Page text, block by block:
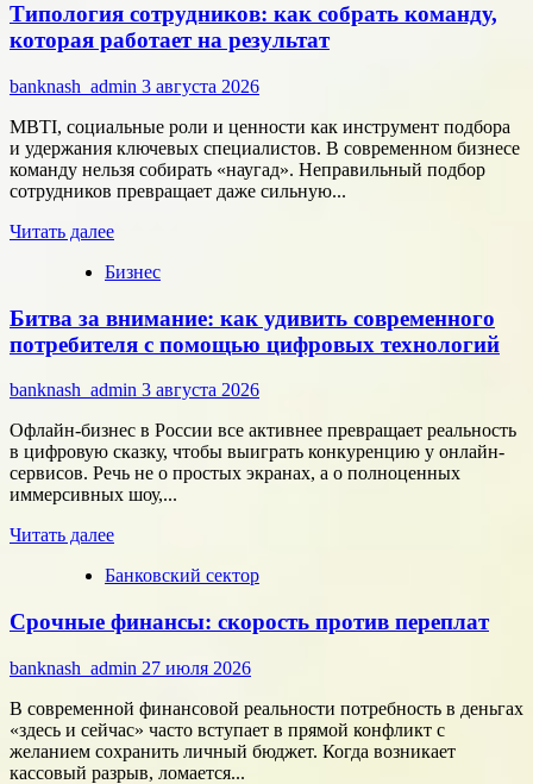
компаний
«Элемент»
развивает
сотрудничество
с
центрами
разработки
в
области
микроэлектроники
Типология сотрудников: как собрать команду,
которая работает на результат
banknash_admin 3 августа 2026
MBTI, социальные роли и ценности как инструмент подбора
и удержания ключевых специалистов. В современном бизнесе
команду нельзя собирать «наугад». Неправильный подбор
сотрудников превращает даже сильную...
Читать далееПрочитать
о
сотрудников:
как
собрать
команду,
которая
работает
на
результат
Бизнес
Битва за внимание: как удивить современного
потребителя с помощью цифровых технологий
banknash_admin 3 августа 2026
Офлайн-бизнес в России все активнее превращает реальность
в цифровую сказку, чтобы выиграть конкуренцию у онлайн-
сервисов. Речь не о простых экранах, а о полноценных
иммерсивных шоу,...
Читать далееПрочитать
о
за
внимание:
как
удивить
современного
потребителя
с
помощью
Банковский сектор
Срочные финансы: скорость против переплат
banknash_admin 27 июля 2026
В современной финансовой реальности потребность в деньгах
«здесь и сейчас» часто вступает в прямой конфликт с
желанием сохранить личный бюджет. Когда возникает
кассовый разрыв, ломается...